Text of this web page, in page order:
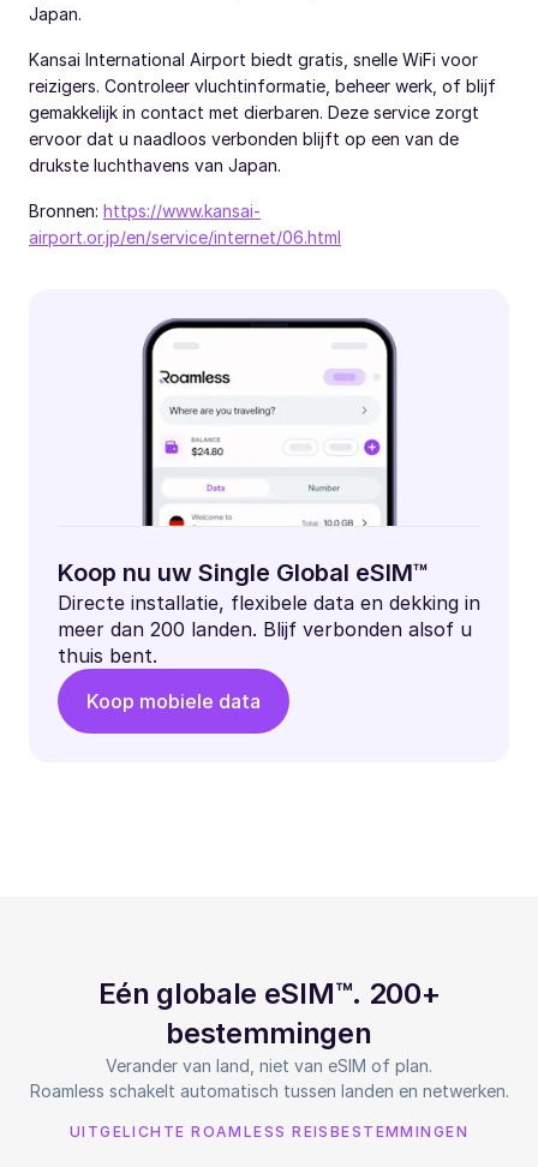
Japan.
Kansai International Airport biedt gratis, snelle WiFi voor
reizigers. Controleer vluchtinformatie, beheer werk, of blijf
gemakkelijk in contact met dierbaren. Deze service zorgt
ervoor dat u naadloos verbonden blijft op een van de
drukste luchthavens van Japan.
Bronnen: https://www.kansai-
airport.or.jp/en/service/internet/06.html
Koop nu uw Single Global eSIM™
Directe installatie, flexibele data en dekking in
meer dan 200 landen. Blijf verbonden alsof u
thuis bent.
Koop mobiele data
Eén globale eSIM™. 200+
bestemmingen
Verander van land, niet van eSIM of plan.
Roamless schakelt automatisch tussen landen en netwerken.
UITGELICHTE ROAMLESS REISBESTEMMINGEN